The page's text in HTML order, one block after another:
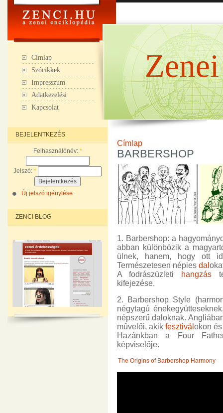
Címlap
Szócikkek
Impresszum
Adatkezelési
Kapcsolat
BEJELENTKEZÉS
Felhasználónév: *
Jelszó: *
Új jelszó igénylése
ZENCI BLOG
Címlap
BARBERSHOP
1. Barbershop: a
abban különbözik a
ülnek, hanem, hogy ott
Természetesen népies dal
A fodrászüzleti
hangzás
kifejezése.
2. Barbershop Style
négytagú
népszerű daloknak.
mûvelői, akik fesztivál okon
Hazánkban a Four
képviselője.
The Origins of Barbershop Harmony